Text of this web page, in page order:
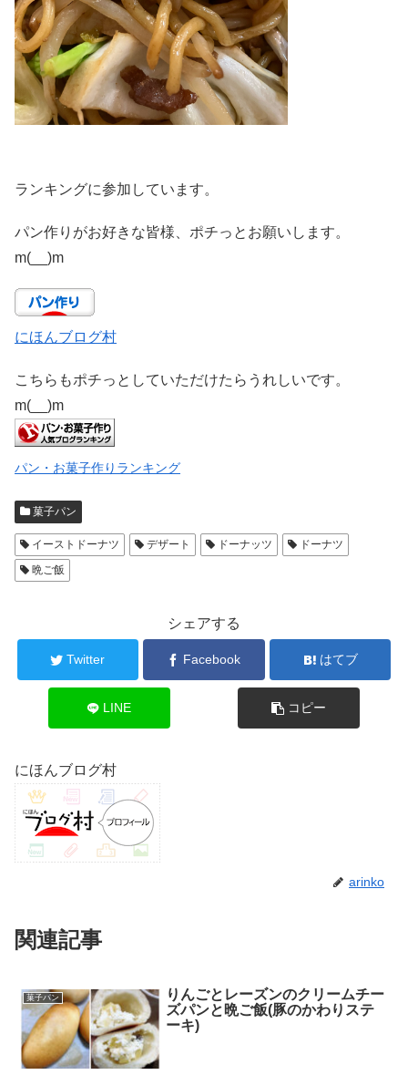
ランキングに参加しています。
パン作りがお好きな皆様、ポチっとお願いします。
m(__)m
にほんブログ村
こちらもポチっとしていただけたらうれしいです。
m(__)m
パン・お菓子作りランキング
菓子パン
イーストドーナツ デザート ドーナッツ
ドーナツ
晩ご飯
シェアする
Twitter Facebook はてブ
LINE コピー
にほんブログ村
arinko
関連記事
菓子パン
りんごとレーズンのクリームチー
ズパンと晩ご飯(豚のかわりステ
ーキ)